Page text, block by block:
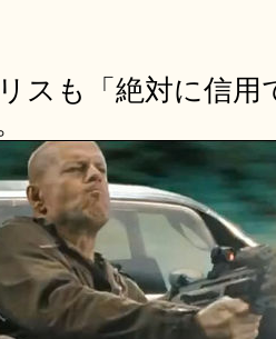
スも「絶対に信用